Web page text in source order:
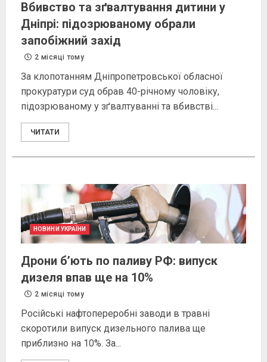
Вбивство та зґвалтування дитини у
Дніпрі: підозрюваному обрали
запобіжний захід
2 місяці тому
За клопотанням Дніпропетровської обласної
прокуратури суд обрав 40-річному чоловіку,
підозрюваному у зґвалтуванні та вбивстві...
ЧИТАТИ
НОВИНИ УКРАЇНИ
Дрони б’ють по паливу РФ: випуск
дизеля впав ще на 10%
2 місяці тому
Російські нафтопереробні заводи в травні
скоротили випуск дизельного палива ще
приблизно на 10%. За...